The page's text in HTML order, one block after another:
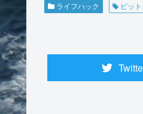
ライフハック ビッ